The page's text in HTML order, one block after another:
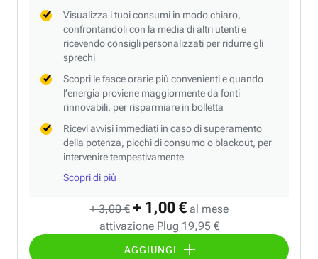
+ 3,00 € + 1,00 € al mese
attivazione Plug 19,95 €
AGGIUNGI
Visualizza i tuoi consumi in modo chiaro,
confrontandoli con la media di altri utenti e
ricevendo consigli personalizzati per ridurre gli
sprechi
Scopri le fasce orarie più convenienti e quando
l’energia proviene maggiormente da fonti
rinnovabili, per risparmiare in bolletta
Ricevi avvisi immediati in caso di superamento
della potenza, picchi di consumo o blackout, per
intervenire tempestivamente
Scopri di più